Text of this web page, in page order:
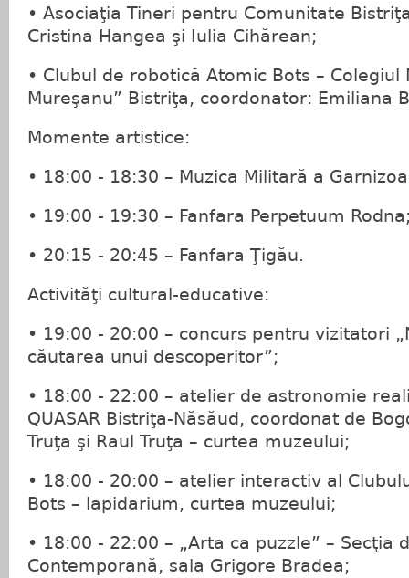
• Asociaţia Tineri pentru Comunitate
Cristina Hangea şi Iulia Cihărean;
• Clubul de robotică Atomic Bots – Colegiul
Mureşanu” Bistriţa, coordonator: Emiliana
Momente artistice:
• 18:00 - 18:30 – Muzica Militară a
• 19:00 - 19:30 – Fanfara Perpetuum
• 20:15 - 20:45 – Fanfara Ţigău.
Activităţi cultural-educative:
• 19:00 - 20:00 – concurs pentru vizitatori
căutarea unui descoperitor”;
• 18:00 - 22:00 – atelier de astronomie
QUASAR Bistriţa-Năsăud, coordonat de
Truţa şi Raul Truţa – curtea muzeului;
• 18:00 - 20:00 – atelier interactiv al
Bots – lapidarium, curtea muzeului;
• 18:00 - 22:00 – „Arta ca puzzle” – Secţia
Contemporană, sala Grigore Bradea;